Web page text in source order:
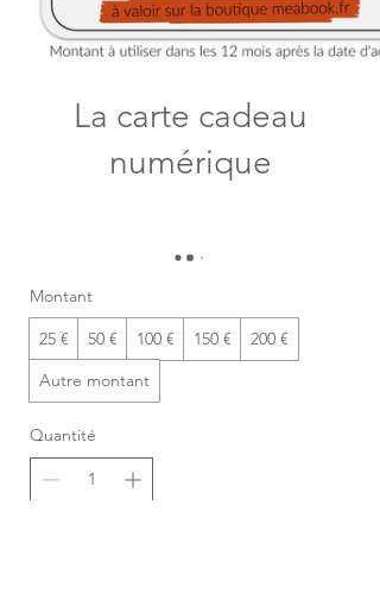
La carte cadeau
numérique
Montant
25 €
50 € 100 € 150 €
200 €
Autre montant
Quantité